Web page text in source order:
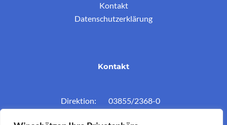
Kontakt
Datenschutzerklärung
Kontakt
Direktion: 03855/2368-0